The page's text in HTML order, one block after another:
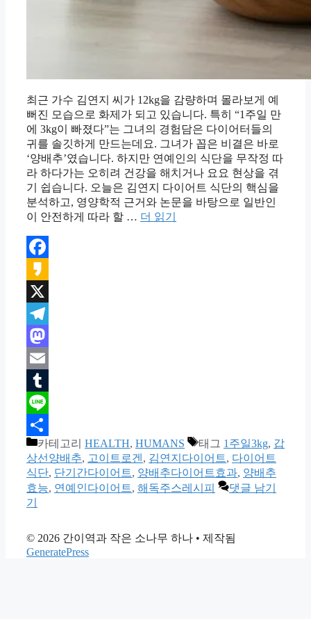
최근 가수 김연지 씨가 12kg을 감량하며 몰라보게 예
뻐진 모습으로 화제가 되고 있습니다. 특히 “1주일 만
에 3kg이 빠졌다”는 그녀의 경험담은 다이어터들의
귀를 솔깃하게 만드는데요. 그녀가 꼽은 비결은 바로
‘양배추’였습니다. 하지만 연예인의 식단을 무작정 따
라 하다가는 오히려 건강을 해치거나 요요 현상을 겪
기 쉽습니다. 오늘은 김연지 다이어트 식단의 핵심을
분석하고, 영양학적 근거와 논문을 바탕으로 일반인
이 안전하게 따라 할 … 더 읽기
Facebook
Kakao
X
Telegram
Mastodon
Email
Tumblr
Line
Share카테고리 HEALTH, HUMANS 태그 1주일3kg, 갑
상선양배추, 고이트로겐 , 김연지다이어트, 다이어트
식단, 단기간다이어트, 양배추다이어트효과, 양배추
효능, 연예인다이어트, 해독주스레시피
댓글 남기
기
© 2026 간이역과 작은 소나무 하나 • 제작됨
GeneratePress